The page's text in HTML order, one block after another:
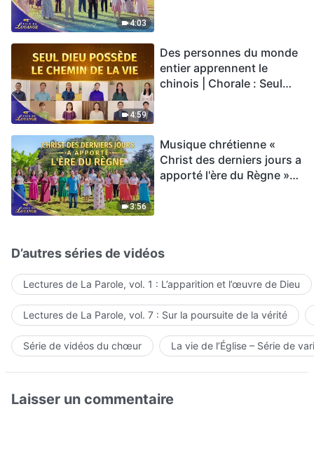
4:03
4:59
Des personnes du monde
entier apprennent le
chinois | Chorale : Seul
3:56
Musique chrétienne «
Christ des derniers jours a
apporté l'ère du Règne »
D’autres séries de vidéos
Lectures de La Parole, vol. 1 : L’apparition et l’œuvre de Dieu
Lectures de La Parole, vol. 7 : Sur la poursuite de la vérité
Série de vidéos du chœur La vie de l’Église – Série de
Laisser un commentaire